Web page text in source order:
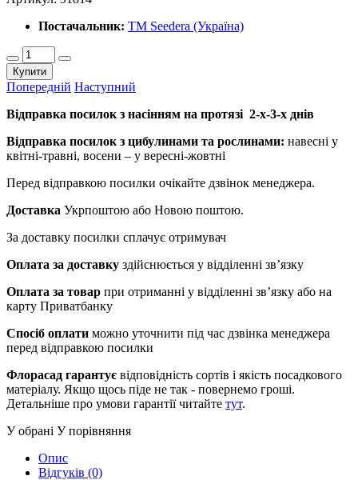
Постачальник: ТМ Seedera (Україна)
Купити
Попередній Наступний
Відправка посилок з насінням на протязі 2-х-3-х днів
Відправка посилок з цибулинами та рослинами: навесні у
квітні-травні, восени – у вересні-жовтні
Перед відправкою посилки очікайте дзвінок менеджера.
Доставка Укрпоштою або Новою поштою.
За доставку посилки сплачує отримувач
Оплата за доставку здійснюється у відділенні зв’язку
Оплата за товар при отриманні у відділенні зв’язку або на
карту Приватбанку
Спосіб оплати можно уточнити під час дзвінка менеджера
перед відправкою посилки
Флорасад гарантує відповідність сортів і якість посадкового
матеріалу. Якщо щось піде не так - повернемо гроші.
Детальніше про умови гарантії читайте тут.
У обрані У порівняння
Опис
Відгуків (0)